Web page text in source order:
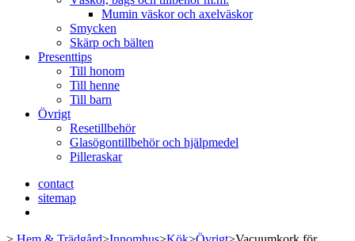
Mumin väskor och axelväskor
Smycken
Skärp och bälten
Presenttips
Till honom
Till henne
Till barn
Övrigt
Resetillbehör
Glasögontillbehör och hjälpmedel
Pilleraskar
contact
sitemap